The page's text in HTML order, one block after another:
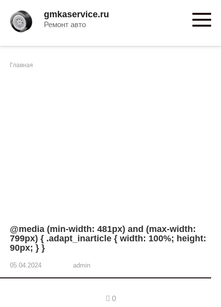
контенту
gmkaservice.ru
Ремонт авто
Главная
@media (min-width: 481px) and (max-width:
799px) { .adapt_inarticle { width: 100%; height:
90px; } }
05.04.2024 admin
0